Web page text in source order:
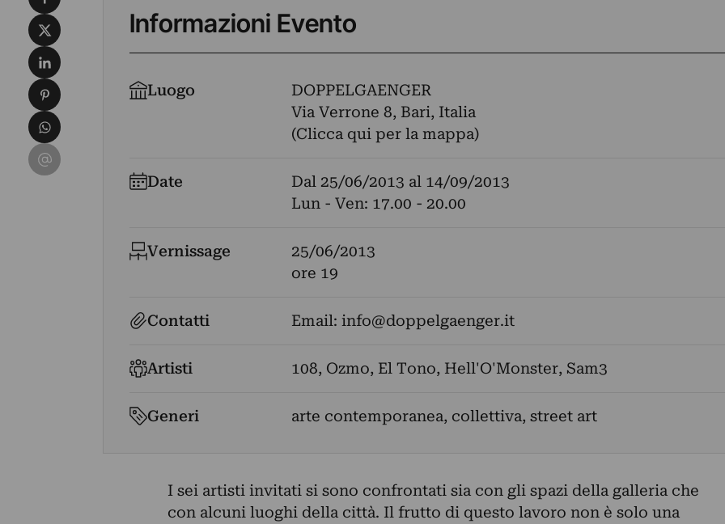
Informazioni Evento
Luogo
DOPPELGAENGER
Via Verrone 8, Bari, Italia
(Clicca qui per la mappa)
Date Dal 25/06/2013 al 14/09/2013
Lun - Ven: 17.00 - 20.00
Vernissage
25/06/2013
ore 19
Contatti Email: info@doppelgaenger.it
Artisti 108, Ozmo, El Tono, Hell'O'Monster, Sam3
Generi arte contemporanea, collettiva, street art
I sei artisti invitati si sono confrontati sia con gli spazi della galleria che
con alcuni luoghi della città. Il frutto di questo lavoro non è solo una
Condividi su X
Condividi su LinkedIn
Condividi su Pinterest
Condividi su WhatsApp
Condividi su Email